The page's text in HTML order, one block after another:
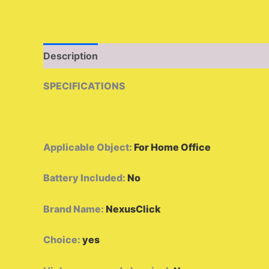
Description
SPECIFICATIONS
Applicable Object: For Home Office
Battery Included: No
Brand Name: NexusClick
Choice: yes